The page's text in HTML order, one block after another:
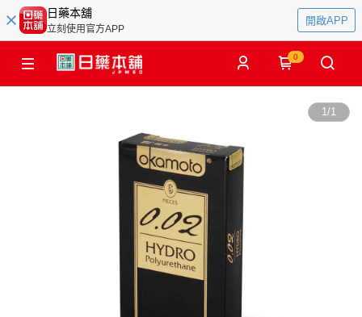
日藥本舖
立刻使用官方APP
開啟APP
0
1/1